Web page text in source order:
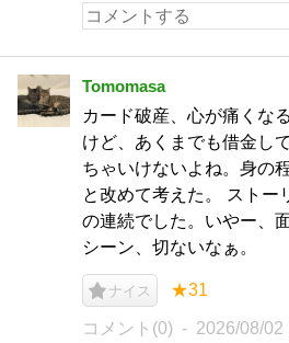
Tomomasa
カード破産、心が痛くな
けど、あくまでも借金し
ちゃいけないよね。身の
と改めて考えた。 ストー
の連続でした。いやー、
シーン、切ないなぁ。
ナイス ★31
コメント(0) 2026/08/02